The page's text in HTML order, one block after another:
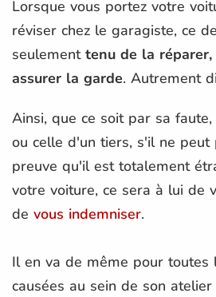
Lorsque vous portez votre
réviser chez le garagiste, ce
seulementtenu de la réparer,
assurer la garde. Autrement
Ainsi, que ce soit par sa
ou celle d'un tiers, s'il ne
preuve qu'il est totalement
votre voiture, ce sera à lui de
de vous indemniser.
Il en va de même pour toutes
causées au sein de son